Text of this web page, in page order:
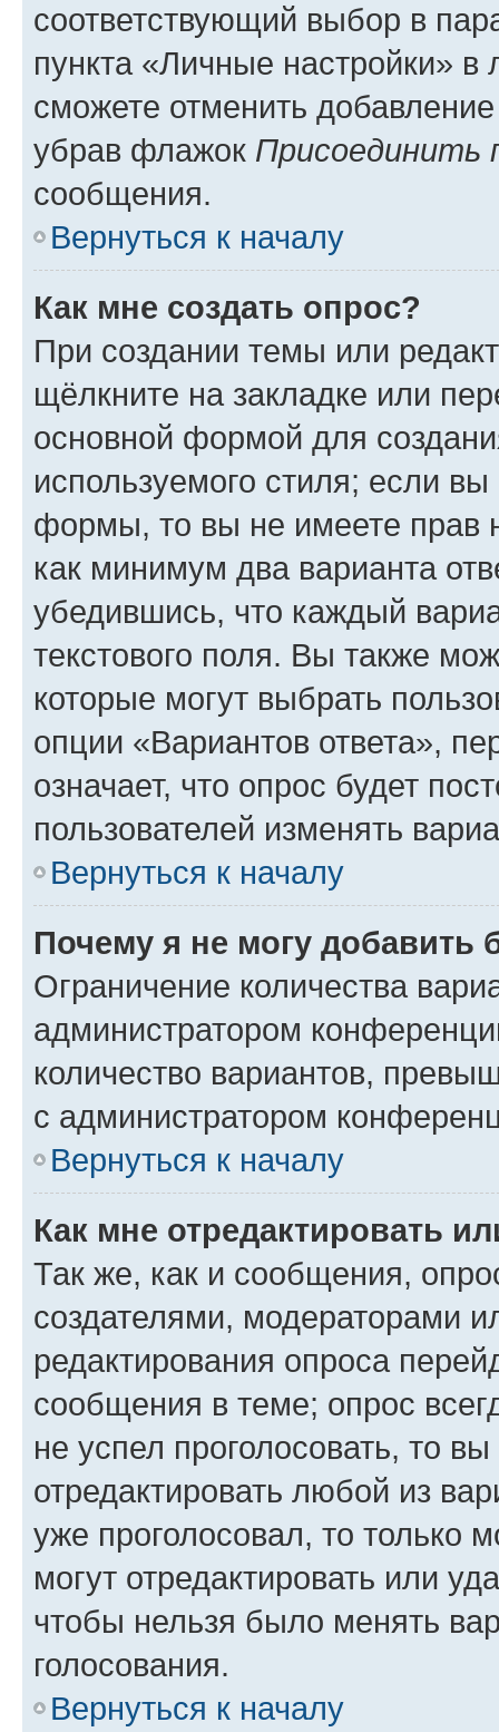
соответствующий выбор в
пункта «Личные настройки»
сможете отменить
убрав флажок Присоединить
сообщения.
Вернуться к началу
Как мне создать опрос?
При создании темы или
щёлкните на закладке или
основной формой для
используемого стиля; если
формы, то вы не имеете прав
как минимум два варианта
убедившись, что каждый
текстового поля. Вы также
которые могут выбрать
опции «Вариантов ответа»,
означает, что опрос будет
пользователей изменять
Вернуться к началу
Почему я не могу добавить
Ограничение количества
администратором
количество вариантов,
с администратором
Вернуться к началу
Как мне отредактировать
Так же, как и сообщения,
создателями, модераторами
редактирования опроса
сообщения в теме; опрос
не успел проголосовать, то
отредактировать любой из
уже проголосовал, то только
могут отредактировать или
чтобы нельзя было менять
голосования.
Вернуться к началу